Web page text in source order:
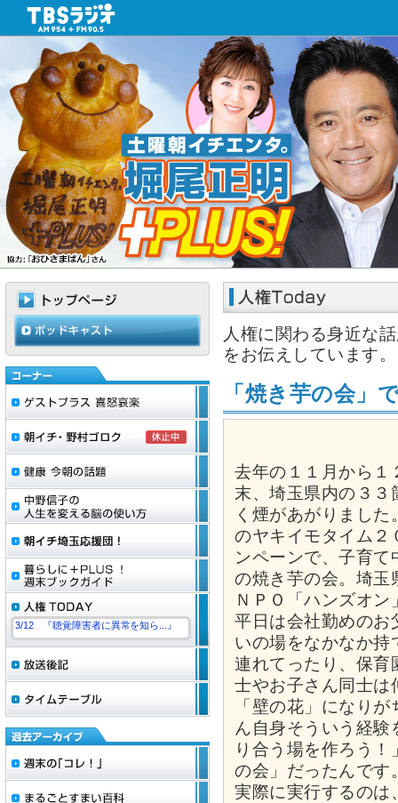
3/12 『聴覚障害者に異常を知ら...』
人権に関わる身近な
をお伝えしています。
「焼き芋の会」
去年の１１月から１
末、埼玉県内の３３
く煙があがりまし
のヤキイモタイム２
ンペーンで、子育
の焼き芋の会。埼玉
ＮＰＯ「ハンズオ
平日は会社勤めのお
いの場をなかなか持
連れてったり、保育
士やお子さん同士は
「壁の花」になり
ん自身そういう経
り合う場を作ろう
の会」だったんです
実際に実行するのは